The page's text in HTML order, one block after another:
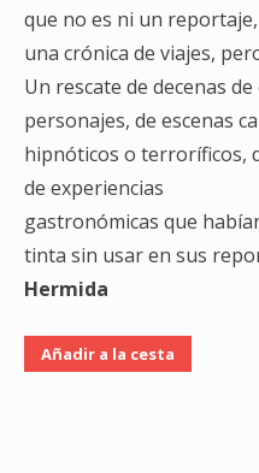
que no es ni un
una crónica de viajes,
Un rescate de decenas
personajes, de escenas
hipnóticos o terroríficos,
de experiencias
gastronómicas que
tinta sin usar en sus
Hermida
Añadir a la cesta